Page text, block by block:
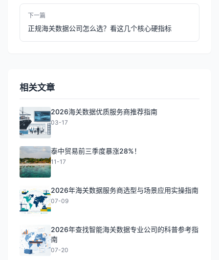
下一篇
正规海关数据公司怎么选？看这几个核心硬指标
相关文章
2026海关数据优质服务商推荐指南
03-17
泰中贸易前三季度暴涨28%！
11-17
2026年海关数据服务商选型与场景应用实操指南
07-09
2026年查找智能海关数据专业公司的科普参考指
南
07-20